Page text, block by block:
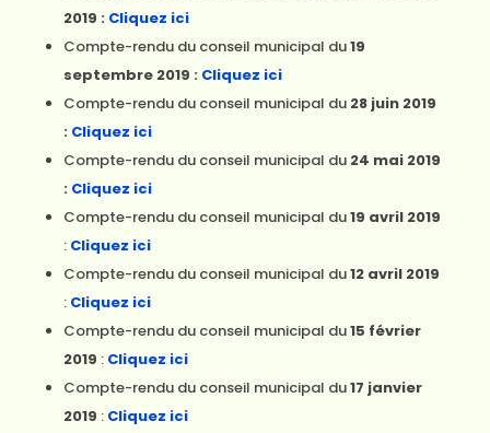
2019 : Cliquez ici
Compte-rendu du conseil municipal du19
septembre 2019 : Cliquez ici
Compte-rendu du conseil municipal du 28 juin 2019
: Cliquez ici
Compte-rendu du conseil municipal du 24 mai 2019
: Cliquez ici
Compte-rendu du conseil municipal du19 avril 2019
: Cliquez ici
Compte-rendu du conseil municipal du12 avril 2019
: Cliquez ici
Compte-rendu du conseil municipal du15 février
2019 : Cliquez ici
Compte-rendu du conseil municipal du17 janvier
2019 : Cliquez ici